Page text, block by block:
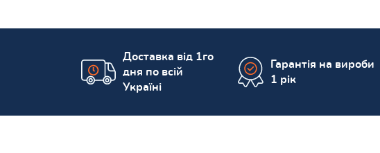
Доставка від 1го
дня по всій
Україні
Гарантія на вироби
1 рік